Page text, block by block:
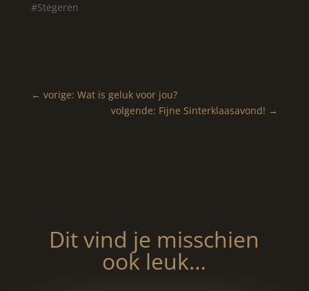
#Stegeren
← vorige: Wat is geluk voor jou?
volgende: Fijne Sinterklaasavond! →
Dit vind je misschien
ook leuk…